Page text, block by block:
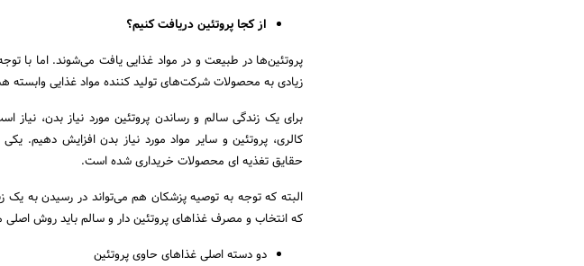
از کجا پروتئین دریافت کنیم؟
پروتئین‌ها در طبیعت و در مواد غذایی یافت می‌شوند. اما با
زیادی به محصولات شرکت‌های تولید کننده مواد غذایی وابسته
برای یک زندگی سالم و رساندن پروتئین مورد نیاز بدن، نیاز
کالری، پروتئین و سایر مواد مورد نیاز بدن افزایش دهیم.
حقایق تغذیه ای محصولات خریداری شده است.
البته که توجه به توصیه پزشکان هم می‌تواند در رسیدن به
که انتخاب و مصرف غذاهای پروتئین دار و سالم باید روش
دو دسته اصلی غذاهای حاوی پروتئین